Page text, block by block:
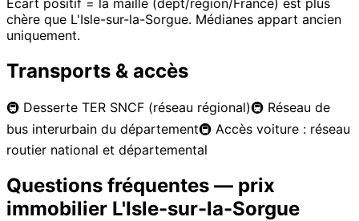
chère que L'Isle-sur-la-Sorgue. Médianes appart ancien
uniquement.
Transports & accès
🚇 Desserte TER SNCF (réseau régional)🚇 Réseau de
bus interurbain du département🚇 Accès voiture : réseau
routier national et départemental
Questions fréquentes — prix
immobilier L'Isle-sur-la-Sorgue